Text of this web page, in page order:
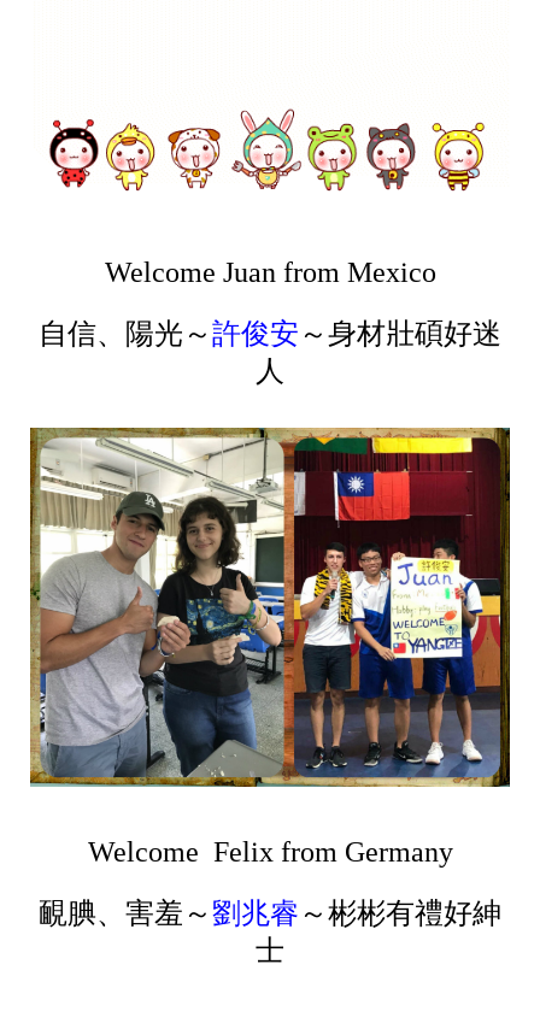
Welcome Juan from Mexico
自信、陽光～許俊安 ～身材壯碩好迷
人
Welcome Felix from Germany
靦腆、害羞～劉兆睿 ～彬彬有禮好紳
士